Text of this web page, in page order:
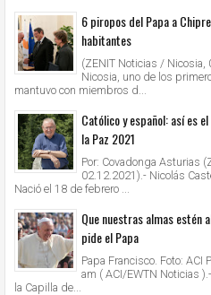
6 piropos del Papa a
habitantes
(ZENIT Noticias / Nicosia,
Nicosia, uno de los
mantuvo con miembros d...
Católico y español: así es
la Paz 2021
Por: Covadonga Asturias
02.12.2021).- Nicolás
Nació el 18 de febrero ...
Que nuestras almas estén
pide el Papa
Papa Francisco. Foto: ACI
am ( ACI/EWTN Noticias
la Capilla de...